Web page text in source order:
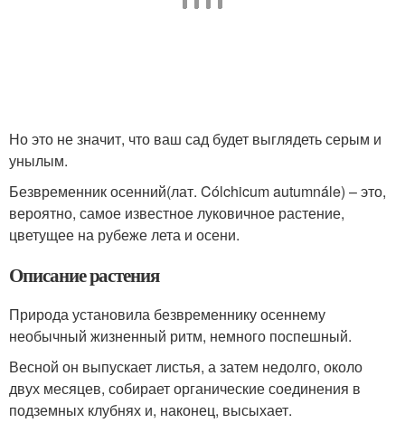
Но это не значит, что ваш сад будет выглядеть серым и
унылым.
Безвременник осенний(лат. Cólchicum autumnále) – это,
вероятно, самое известное луковичное растение,
цветущее на рубеже лета и осени.
Описание растения
Природа установила безвременнику осеннему
необычный жизненный ритм, немного поспешный.
Весной он выпускает листья, а затем недолго, около
двух месяцев, собирает органические соединения в
подземных клубнях и, наконец, высыхает.